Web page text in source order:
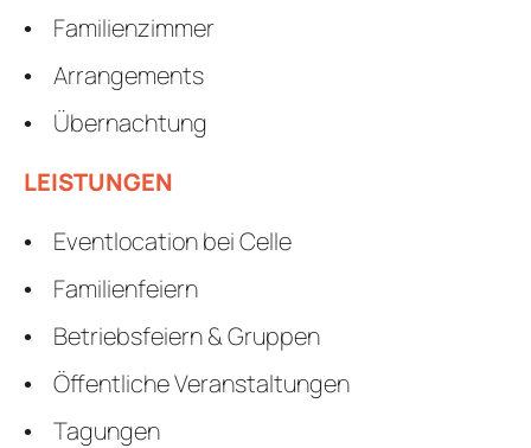
Familienzimmer
Arrangements
Übernachtung
LEISTUNGEN
Eventlocation bei Celle
Familienfeiern
Betriebsfeiern & Gruppen
Öffentliche Veranstaltungen
Tagungen